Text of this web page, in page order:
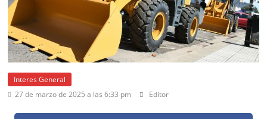
Interes General
27 de marzo de 2025 a las 6:33 pm
Editor